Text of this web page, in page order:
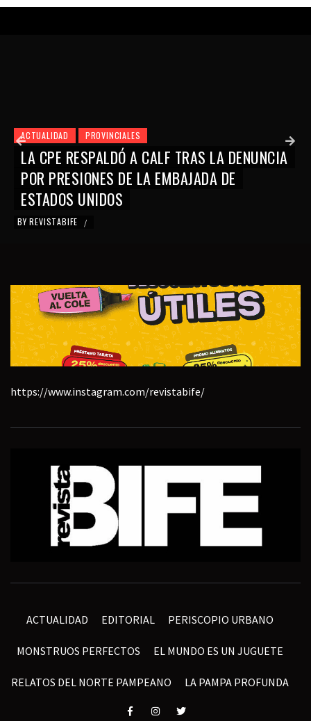
ACTUALIDAD PROVINCIALES
LA CPE RESPALDÓ A CALF TRAS LA DENUNCIA
POR PRESIONES DE LA EMBAJADA DE
ESTADOS UNIDOS
BY REVISTABIFE /
https://www.instagram.com/revistabife/
ACTUALIDAD EDITORIAL PERISCOPIO URBANO
MONSTRUOS PERFECTOS EL MUNDO ES UN JUGUETE
RELATOS DEL NORTE PAMPEANO LA PAMPA PROFUNDA
ElementoElementoElemento